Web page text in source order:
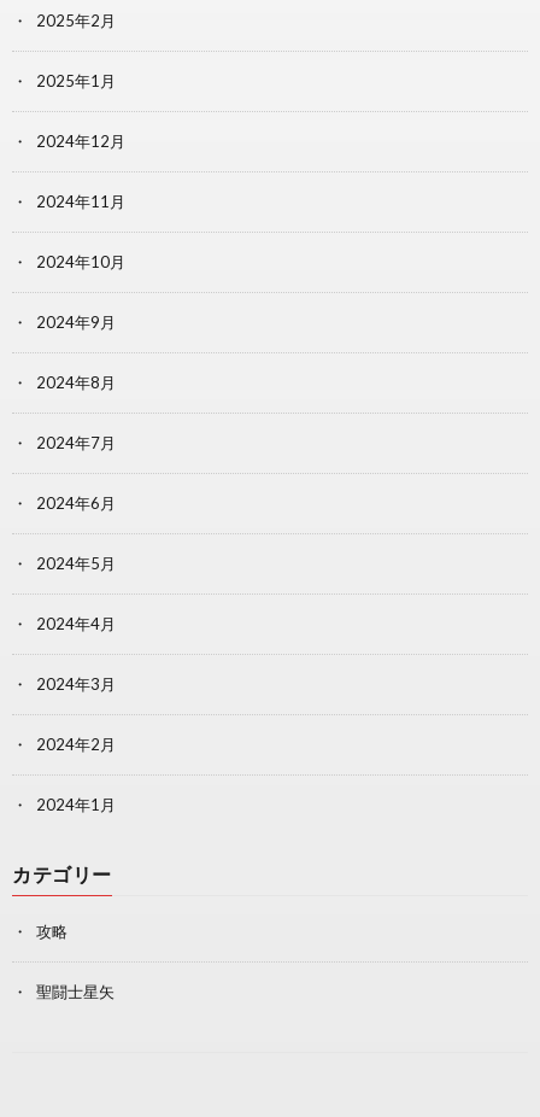
2025年2月
2025年1月
2024年12月
2024年11月
2024年10月
2024年9月
2024年8月
2024年7月
2024年6月
2024年5月
2024年4月
2024年3月
2024年2月
2024年1月
カテゴリー
攻略
聖闘士星矢